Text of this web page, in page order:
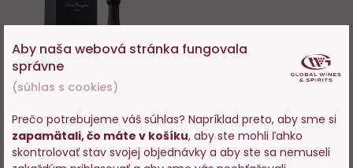
100%
Dom Pérignon Rosé Vintage
Aby naša webová stránka fungovala
správne
(súhlas s cookies)
Prečo potrebujeme váš súhlas? Napríklad preto, aby sme si
zapamätali, čo máte v košíku, aby ste mohli ľahko
skontrolovať stav svojej objednávky a aby ste sa nemuseli
Vstupujete na stránky s
predajom alkoholu. Prosím